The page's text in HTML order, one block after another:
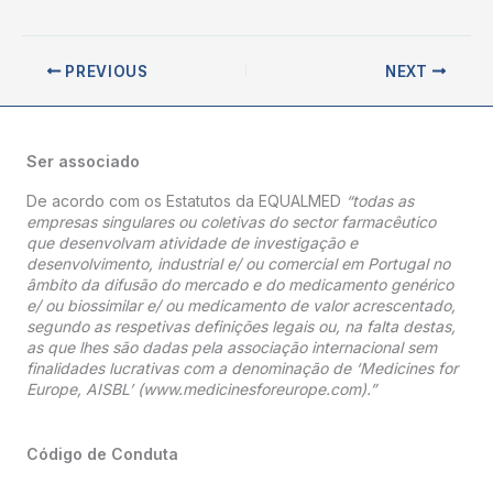
PREVIOUS NEXT
Ser associado
De acordo com os Estatutos da EQUALMED “todas as
empresas singulares ou coletivas do sector farmacêutico
que desenvolvam atividade de investigação e
desenvolvimento, industrial e/ ou comercial em Portugal no
âmbito da difusão do mercado e do medicamento genérico
e/ ou biossimilar e/ ou medicamento de valor acrescentado,
segundo as respetivas definições legais ou, na falta destas,
as que lhes são dadas pela associação internacional sem
finalidades lucrativas com a denominação de ‘Medicines for
Europe, AISBL’ (www.medicinesforeurope.com).”
Código de Conduta